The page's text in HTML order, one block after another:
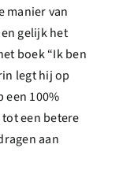
manier van
gelijk het
boek “Ik ben
legt hij op
een 100%
een betere
aan